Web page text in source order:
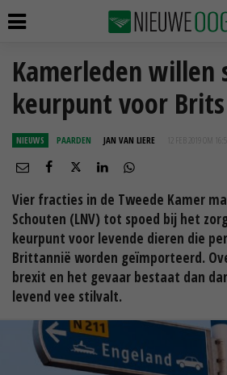
Kamerleden willen
keurpunt voor
NIEUWS PAARDEN JAN VAN LIERE 12 FEB 2019 OM 16:56
Vier fracties in de Tweede Kamer
Schouten (LNV) tot spoed bij het
keurpunt voor levende dieren die
Brittannië worden geïmporteerd.
brexit en het gevaar bestaat dan
levend vee stilvalt.